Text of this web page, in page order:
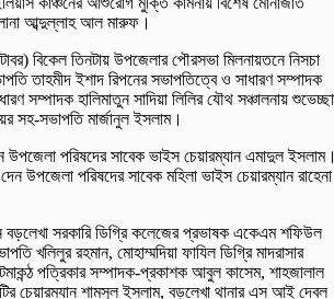
আব্দুল্লাহ আল মারুফ।
বিকেল তিনটায় উপজেলার পৌরসভা মিলনায়তনে নিসচা
তাহমীদ ইশাদ রিপনের সভাপতিত্বে ও সাধারণ সম্পাদক
সম্পাদক হালিমাতুন সাদিয়া লিলির যৌথ সঞ্চালনায় শুভেচ্ছা
সহ-সভাপতি মার্জানুল ইসলাম।
উপজেলা পরিষদের সাবেক ভাইস চেয়ারম্যান এমাদুল
উপজেলা পরিষদের সাবেক মহিলা ভাইস চেয়ারম্যান রাহেনা
বড়লেখা সরকারি ডিগ্রি কলেজের প্রভাষক একেএম শফিউল
খলিলুর রহমান, মোহাম্মদিয়া ফাযিল ডিগ্রি মাদরাসার
পত্রিকার সম্পাদক-প্রকাশক আবুল কাসেম, শাহজালাল
চেয়ারম্যান শামসুল ইসলাম, বড়লেখা থানার এস আই দেবল